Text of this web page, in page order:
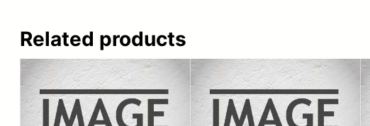
Related products